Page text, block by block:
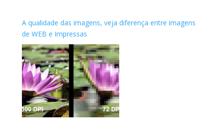
A qualidade das imagens, veja diferença entre imagens
de WEB e Impressas